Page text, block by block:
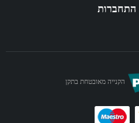
התחברות
הקנייה מאובטחת בתקן